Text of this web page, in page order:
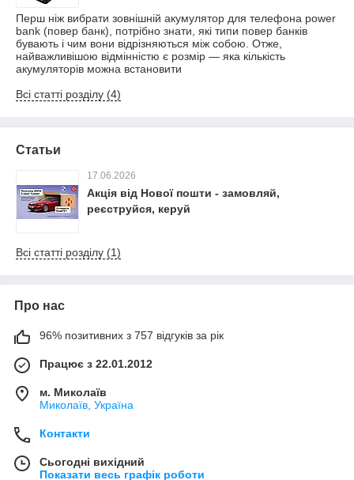
Перш ніж вибрати зовнішній акумулятор для телефона power
bank (повер банк), потрібно знати, які типи повер банків
бувають і чим вони відрізняються між собою. Отже,
найважливішою відмінністю є розмір — яка кількість
акумуляторів можна встановити
Всі статті розділу (4)
Статьи
17.06.2026
Акція від Нової пошти - замовляй,
реєструйся, керуй
Всі статті розділу (1)
Про нас
96% позитивних з 757 відгуків за рік
Працює з 22.01.2012
м. Миколаїв
Миколаїв, Україна
Контакти
Сьогодні вихідний
Показати весь графік роботи